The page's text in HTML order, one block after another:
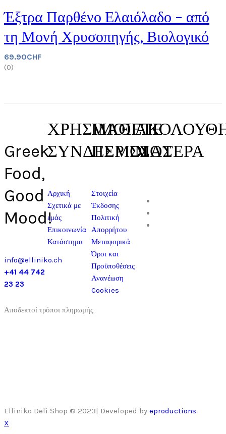
Έξτρα Παρθένο Ελαιόλαδο – από
τη Μονή Χρυσοπηγής, Βιολογικό
69.90CHF
(0)
Greek
Food,
Good
Mood!
info@elliniko.ch
+41 44 742
23 23
ΧΡΗΣΙΜΟΙ
ΣΥΝΔΕΣΜΟΙ
Αρχική
Σχετικά με
εμάς
Επικοινωνία
Κατάστημα
ΜΑΘΕΤΕ
ΠΕΡΙΣΣΟΤΕΡΑ
Στοιχεία
Έκδοσης
Πολιτική
Απορρήτου
Μεταφορικά
Όροι και
Προϋποθέσεις
Ανανέωση
Cookies
ΜΑΣ
Αποδεκτοί τρόποι πληρωμής
Elliniko Deli Shop © 2023| Developed by eproductions
X